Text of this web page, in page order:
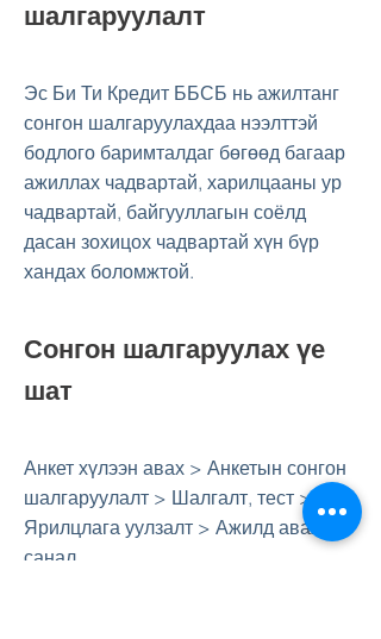
шалгаруулалт
Эс Би Ти Кредит ББСБ нь ажилтанг
сонгон шалгаруулахдаа нээлттэй
бодлого баримталдаг бөгөөд багаар
ажиллах чадвартай, харилцааны ур
чадвартай, байгууллагын соёлд
дасан зохицох чадвартай хүн бүр
хандах боломжтой.
Сонгон шалгаруулах үе
шат
Анкет хүлээн авах > Анкетын сонгон
шалгаруулалт > Шалгалт, тест >
Ярилцлага уулзалт > Ажилд авах
санал